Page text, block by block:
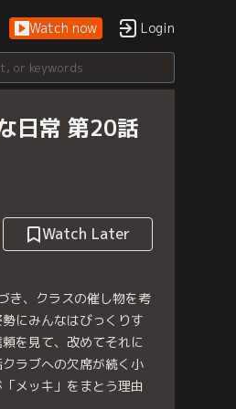
Watch now Login
日常 第20話
Watch Later
き、クラスの催し物を考
にみんなはびっくりす
を見て、改めてそれに
ラブへの欠席が続く小
メッキ」をまとう理由